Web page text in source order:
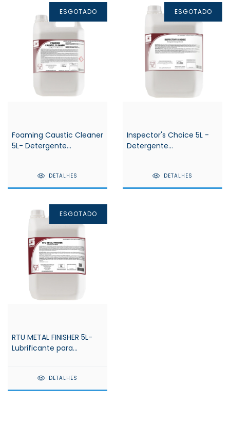
ESGOTADO
Foaming Caustic Cleaner
5L- Detergente
DETALHES
ESGOTADO
Inspector's Choice 5L -
Detergente
DETALHES
ESGOTADO
RTU METAL FINISHER 5L-
Lubrificante para
DETALHES